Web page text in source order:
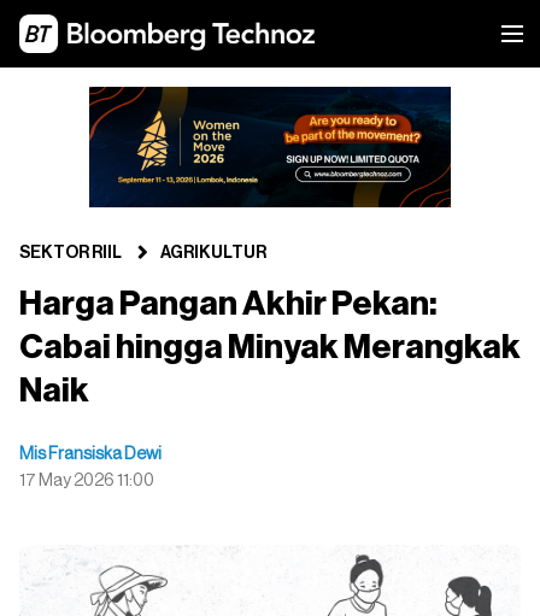
SEKTOR RIIL AGRIKULTUR
Harga Pangan Akhir Pekan:
Cabai hingga Minyak Merangkak
Naik
Mis Fransiska Dewi
17 May 2026 11:00